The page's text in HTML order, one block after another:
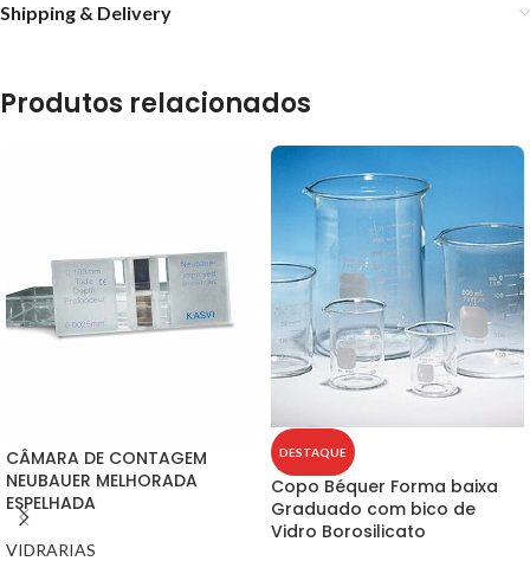
Shipping & Delivery
Produtos relacionados
CÂMARA DE CONTAGEM
NEUBAUER MELHORADA
ESPELHADA
VIDRARIAS
DESTAQUE
Copo Béquer Forma baixa
Graduado com bico de
Vidro Borosilicato